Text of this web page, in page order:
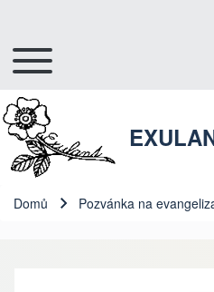
Close search
Hlavní navigace
Toggle main menu
Domů Pozvánka na